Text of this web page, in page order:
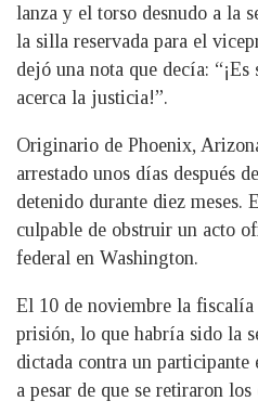
lanza y el torso desnudo a la
la silla reservada para el
dejó una nota que decía:
acerca la justicia!”.
Originario de Phoenix,
arrestado unos días después
detenido durante diez meses.
culpable de obstruir un acto
federal en Washington.
El 10 de noviembre la fiscalía
prisión, lo que habría sido la
dictada contra un participante
a pesar de que se retiraron